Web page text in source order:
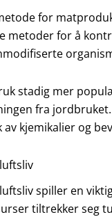
for
metoder for å
stadig mer
fra
kjemikalier og
spiller en
tiltrekker seg